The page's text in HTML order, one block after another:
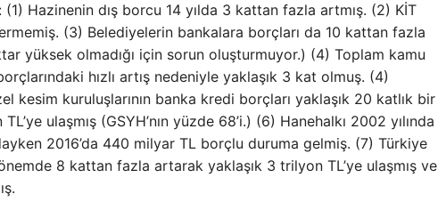
(1) Hazinenin dış borcu 14 yılda 3 kattan fazla artmış. (2) KİT
(3) Belediyelerin bankalara borçları da 10 kattan fazla
yüksek olmadığı için sorun oluşturmuyor.) (4) Toplam kamu
hızlı artış nedeniyle yaklaşık 3 kat olmuş. (4)
kesim kuruluşlarının banka kredi borçları yaklaşık 20 katlık bir
ulaşmış (GSYH’nın yüzde 68’i.) (6) Hanehalkı 2002 yılında
2016’da 440 milyar TL borçlu duruma gelmiş. (7) Türkiye
8 kattan fazla artarak yaklaşık 3 trilyon TL’ye ulaşmış ve